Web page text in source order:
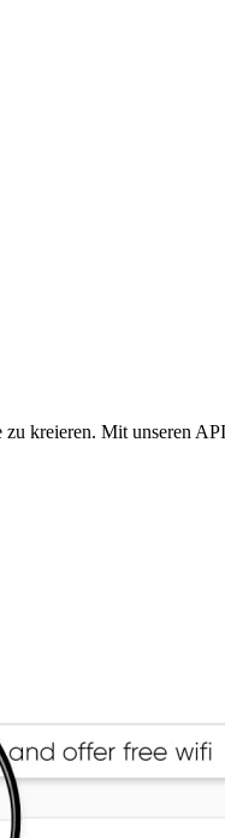
kreieren. Mit unseren